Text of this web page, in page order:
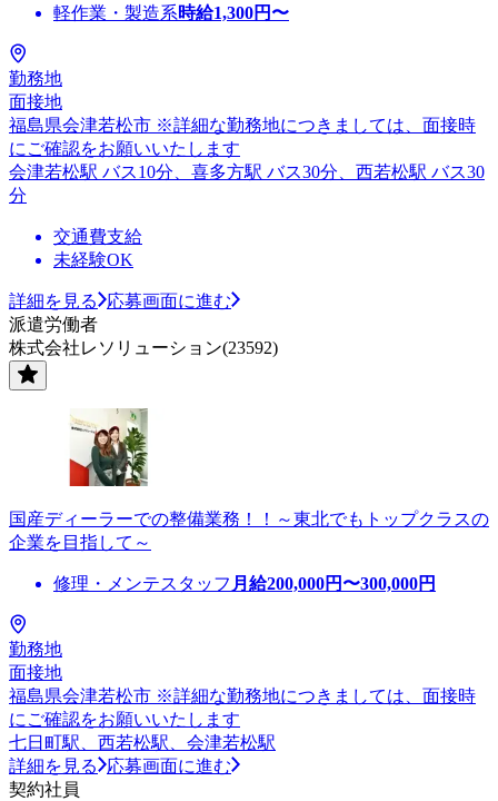
軽作業・製造系時給1,300円〜
勤務地
面接地
福島県会津若松市 ※詳細な勤務地につきましては、面接時
にご確認をお願いいたします
会津若松駅 バス10分、喜多方駅 バス30分、西若松駅 バス30
分
交通費支給
未経験OK
詳細を見る
応募画面に進む
派遣労働者
株式会社レソリューション(23592)
国産ディーラーでの整備業務！！～東北でもトップクラスの
企業を目指して～
修理・メンテスタッフ 月給200,000円〜300,000円
勤務地
面接地
福島県会津若松市 ※詳細な勤務地につきましては、面接時
にご確認をお願いいたします
七日町駅、西若松駅、会津若松駅
詳細を見る
応募画面に進む
契約社員